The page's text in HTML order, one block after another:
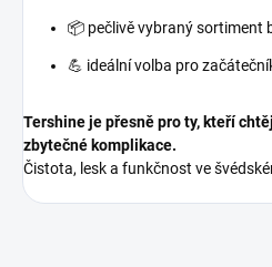
📦 pečlivě vybraný sortiment
💪 ideální volba pro
Tershine je přesně pro ty, kteří
zbytečné komplikace.
Čistota, lesk a funkčnost ve